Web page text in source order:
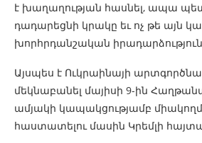
է խաղաղության հասնել, ապա
դադարեցնի կրակը եւ ոչ թե այն
խորհրդանշական
Այսպես է Ուկրաինայի
մեկնաբանել մայիսի 9-ին
ամյակի կապակցությամբ
հաստատելու մասին Կրեմլի